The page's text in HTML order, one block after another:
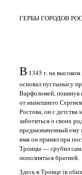
ГЕРБЫ ГОРОДОВ
В 1345 г. на
основал пустынысу
Варфоломей, покинув
от нынешнего
Ростова, он с
заботиться о своих
предназначенный ему
имя он принял при
Троицы — срубил
пополняться братией.
Здесь в Троице (в